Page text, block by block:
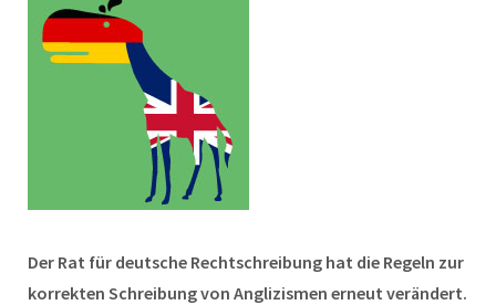
Der Rat für deutsche Rechtschreibung hat die Regeln zur
korrekten Schreibung von Anglizismen erneut verändert.